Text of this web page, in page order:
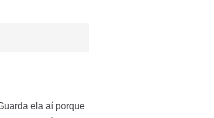
ela aí porque